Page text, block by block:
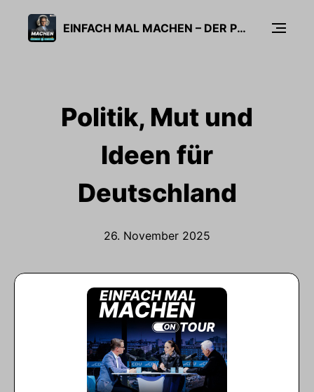
EINFACH MAL MACHEN – DER PODCAST MIT CARSTEN LINNEMANN
Politik, Mut und
Ideen für
Deutschland
26. November 2025